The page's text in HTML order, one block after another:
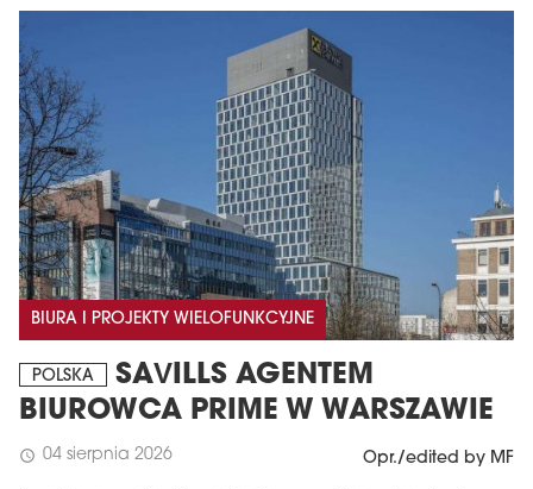
BIURA I PROJEKTY WIELOFUNKCYJNE
POLSKA
SAVILLS AGENTEM
BIUROWCA PRIME W WARSZAWIE
schedule 04 sierpnia 2026 Opr./edited by MF